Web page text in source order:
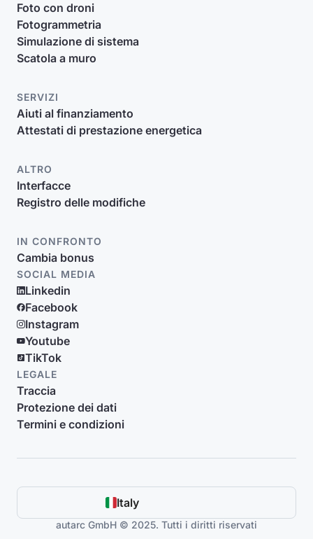
Foto con droni
Fotogrammetria
Simulazione di sistema
Scatola a muro
SERVIZI
Aiuti al finanziamento
Attestati di prestazione energetica
ALTRO
Interfacce
Registro delle modifiche
IN CONFRONTO
Cambia bonus
SOCIAL MEDIA
Linkedin
Facebook
Instagram
Youtube
TikTok
LEGALE
Traccia
Protezione dei dati
Termini e condizioni
Italy
autarc GmbH © 2025. Tutti i diritti riservati